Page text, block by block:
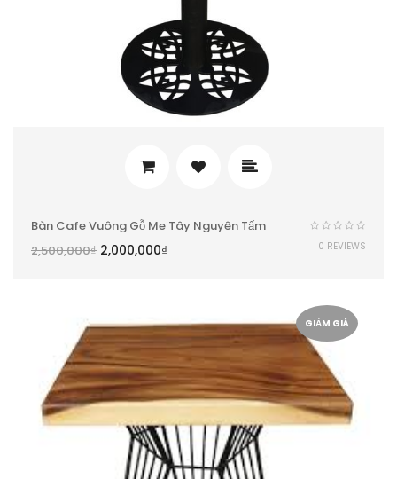
Bàn Cafe Vuông Gỗ Me Tây Nguyên Tấm
2,500,000₫ 2,000,000₫ 0 REVIEWS
GIẢM GIÁ